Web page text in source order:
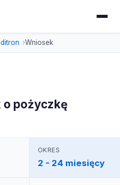
Wniosek
o pożyczkę
OKRES
2 - 24 miesięcy